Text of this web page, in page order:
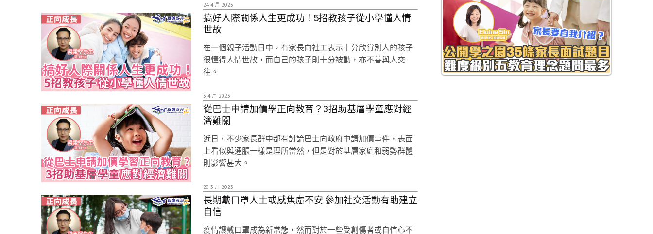
24 4 月 2023
搞好人際關係人生更成功！5招教孩子從小學懂人情
世故
在一個親子活動日中，有家長向社工表示十分欣賞別人的孩子
很懂得人情世故，而自己的孩子則十分被動，亦不善與人交
往。
3 4 月 2023
從巴士申請加價學正向教育？3招助基層學童應對經
濟難關
近日，不少家長群中都有討論巴士向政府申請加價事件，表面
上看似與通脹一樣是理所當然，但是對於基層家庭和弱勢群體
則影響甚大。
20 3 月 2023
長期戴口罩人士或感焦慮不安 參加社交活動有助建立
自信
疫情讓戴口罩成為新常態，然而對於一些受創傷者或自信心不